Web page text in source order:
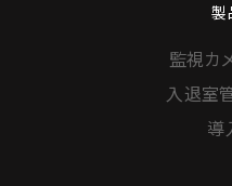
製
監視カ
入退室
導